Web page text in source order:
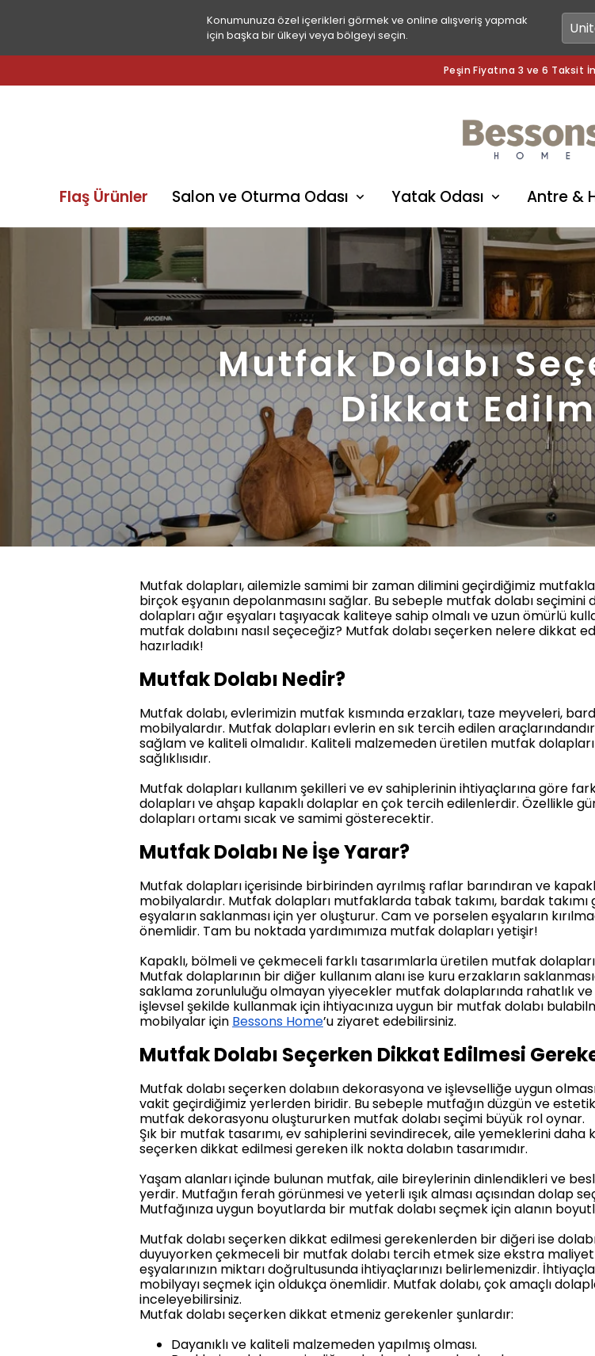
Konumunuza özel içerikleri görmek ve online alışveriş yapmak
için başka bir ülkeyi veya bölgeyi seçin.
Peşin Fiyatına 3 ve 6 Taksit
Flaş Ürünler Salon ve Oturma Odası Yatak Odası Antre &
Mutfak Dolabı
Dikkat
Mutfak dolapları, ailemizle samimi bir zaman dilimini geçirdiğimiz
birçok eşyanın depolanmasını sağlar. Bu sebeple mutfak dolabı
dolapları ağır eşyaları taşıyacak kaliteye sahip olmalı ve uzun ömürlü
mutfak dolabını nasıl seçeceğiz? Mutfak dolabı seçerken nelere dikkat
hazırladık!
Mutfak Dolabı Nedir?
Mutfak dolabı, evlerimizin mutfak kısmında erzakları, taze meyveleri,
mobilyalardır. Mutfak dolapları evlerin en sık tercih edilen
sağlam ve kaliteli olmalıdır. Kaliteli malzemeden üretilen mutfak
sağlıklısıdır.
Mutfak dolapları kullanım şekilleri ve ev sahiplerinin ihtiyaçlarına göre
dolapları ve ahşap kapaklı dolaplar en çok tercih edilenlerdir. Özellikle
dolapları ortamı sıcak ve samimi gösterecektir.
Mutfak Dolabı Ne İşe Yarar?
Mutfak dolapları içerisinde birbirinden ayrılmış raflar barındıran ve
mobilyalardır. Mutfak dolapları mutfaklarda tabak takımı, bardak
eşyaların saklanması için yer oluşturur. Cam ve porselen eşyaların
önemlidir. Tam bu noktada yardımımıza mutfak dolapları yetişir!
Kapaklı, bölmeli ve çekmeceli farklı tasarımlarla üretilen mutfak
Mutfak dolaplarının bir diğer kullanım alanı ise kuru erzakların
saklama zorunluluğu olmayan yiyecekler mutfak dolaplarında rahatlık
işlevsel şekilde kullanmak için ihtiyacınıza uygun bir mutfak dolabı
mobilyalar için Bessons Home’u ziyaret edebilirsiniz.
Mutfak Dolabı Seçerken Dikkat Edilmesi
Mutfak dolabı seçerken dolabıın dekorasyona ve işlevselliğe uygun
vakit geçirdiğimiz yerlerden biridir. Bu sebeple mutfağın düzgün ve
mutfak dekorasyonu oluştururken mutfak dolabı seçimi büyük rol oynar.
Şık bir mutfak tasarımı, ev sahiplerini sevindirecek, aile yemeklerini
seçerken dikkat edilmesi gereken ilk nokta dolabın tasarımıdır.
Yaşam alanları içinde bulunan mutfak, aile bireylerinin dinlendikleri ve
yerdir. Mutfağın ferah görünmesi ve yeterli ışık alması açısından dolap
Mutfağınıza uygun boyutlarda bir mutfak dolabı seçmek için alanın
Mutfak dolabı seçerken dikkat edilmesi gerekenlerden bir diğeri ise
duyuyorken çekmeceli bir mutfak dolabı tercih etmek size ekstra
eşyalarınızın miktarı doğrultusunda ihtiyaçlarınızı belirlemenizdir.
mobilyayı seçmek için oldukça önemlidir. Mutfak dolabı, çok amaçlı
inceleyebilirsiniz.
Mutfak dolabı seçerken dikkat etmeniz gerekenler şunlardır:
Dayanıklı ve kaliteli malzemeden yapılmış olması.